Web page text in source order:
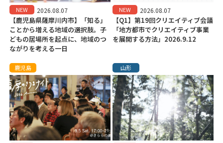
NEW 2026.08.07
【鹿児島県薩摩川内市】「知る」
ことから増える地域の選択肢。子
どもの居場所を起点に、地域のつ
ながりを考える一日
NEW 2026.08.07
【Q1】第19回クリエイティブ会議
「地方都市でクリエイティブ事業
を展開する方法」2026.9.12
鹿児島 山形